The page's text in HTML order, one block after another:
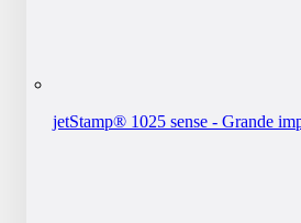
jetStamp® 1025 sense - Grande